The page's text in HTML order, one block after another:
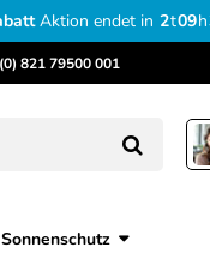
Aktion endet in 2t09h
821 79500 001
Sonnenschutz